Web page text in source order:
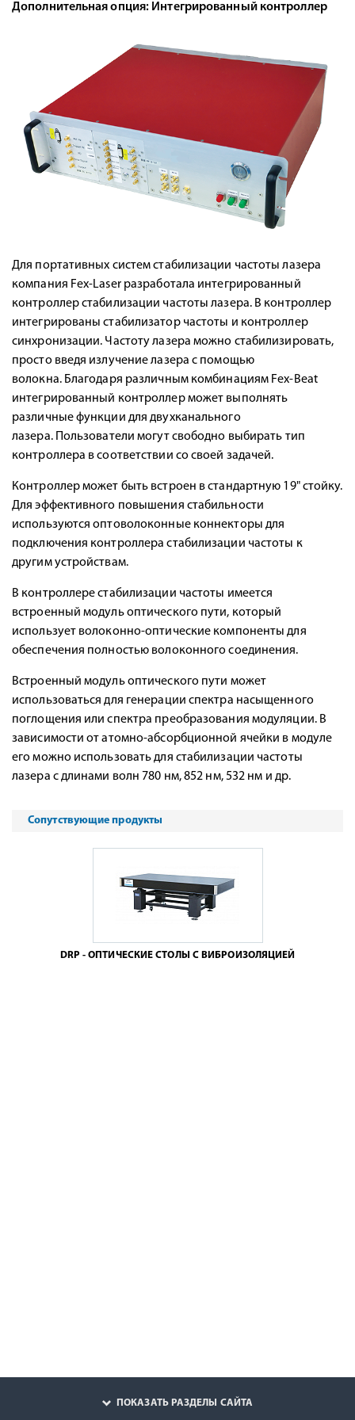
Дополнительная опция: Интегрированный контроллер
Для портативных систем стабилизации частоты лазера
компания Fex-Laser разработала интегрированный
контроллер стабилизации частоты лазера. В контроллер
интегрированы стабилизатор частоты и контроллер
синхронизации. Частоту лазера можно стабилизировать,
просто введя излучение лазера с помощью
волокна. Благодаря различным комбинациям Fex-Beat
интегрированный контроллер может выполнять
различные функции для двухканального
лазера. Пользователи могут свободно выбирать тип
контроллера в соответствии со своей задачей.
Контроллер может быть встроен в стандартную 19" стойку.
Для эффективного повышения стабильности
используются оптоволоконные коннекторы для
подключения контроллера стабилизации частоты к
другим устройствам.
В контроллере стабилизации частоты имеется
встроенный модуль оптического пути, который
использует волоконно-оптические компоненты для
обеспечения полностью волоконного соединения.
Встроенный модуль оптического пути может
использоваться для генерации спектра насыщенного
поглощения или спектра преобразования модуляции. В
зависимости от атомно-абсорбционной ячейки в модуле
его можно использовать для стабилизации частоты
лазера с длинами волн 780 нм, 852 нм, 532 нм и др.
Сопутствующие продукты
DRP - ОПТИЧЕСКИЕ СТОЛЫ С ВИБРОИЗОЛЯЦИЕЙ
ПОКАЗАТЬ РАЗДЕЛЫ САЙТА